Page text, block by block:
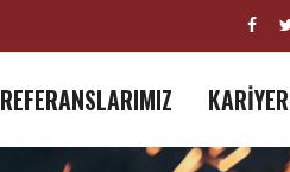
REFERANSLARIMIZ KARİYER